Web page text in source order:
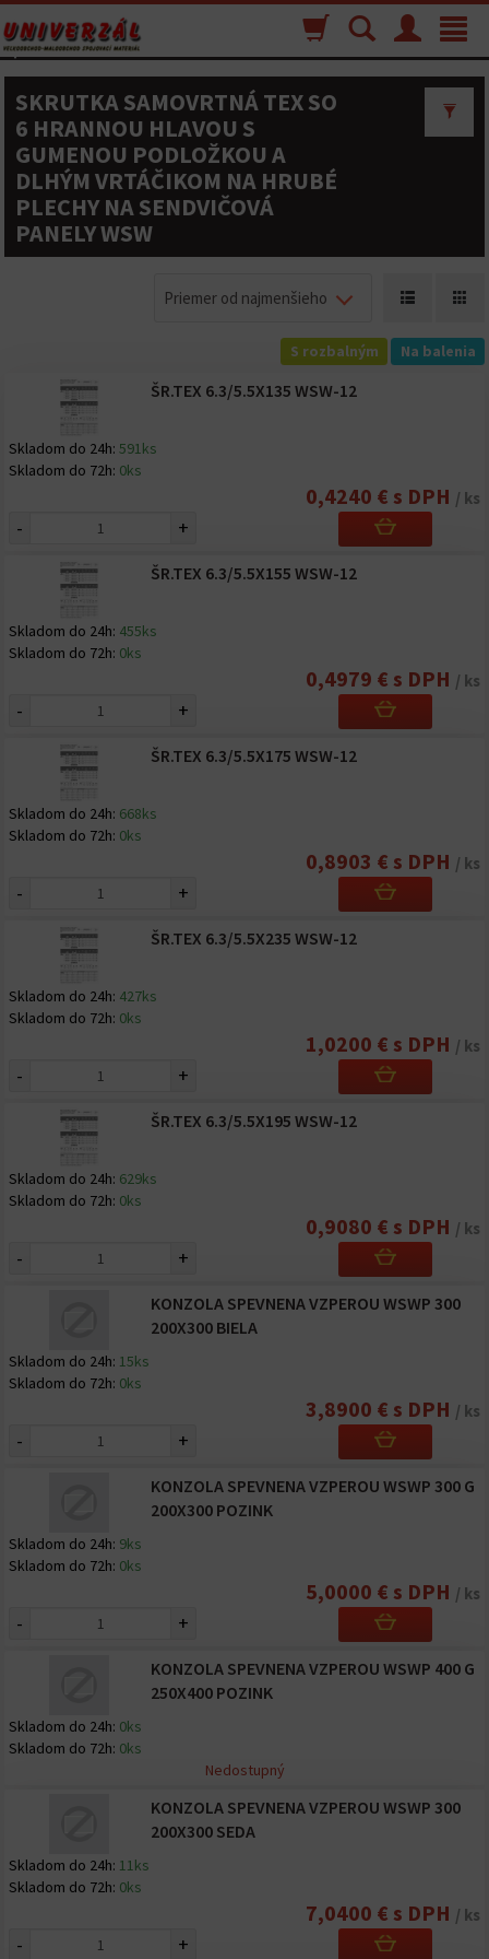
Toggle
Menu
Vyhľadávanie
Nákupný
košík
SKRUTKA SAMOVRTNÁ TEX SO
6 HRANNOU HLAVOU S
GUMENOU PODLOŽKOU A
DLHÝM VRTÁČIKOM NA HRUBÉ
PLECHY NA SENDVIČOVÁ
PANELY WSW
Priemer od najmenšieho
S rozbalným Na balenia
ŠR.TEX 6.3/5.5X135 WSW-12
Skladom do 24h: 591ks
Skladom do 72h: 0ks
0,4240 € s DPH / ks
- +
ŠR.TEX 6.3/5.5X155 WSW-12
Skladom do 24h: 455ks
Skladom do 72h: 0ks
0,4979 € s DPH / ks
- +
ŠR.TEX 6.3/5.5X175 WSW-12
Skladom do 24h: 668ks
Skladom do 72h: 0ks
0,8903 € s DPH / ks
- +
ŠR.TEX 6.3/5.5X235 WSW-12
Skladom do 24h: 427ks
Skladom do 72h: 0ks
1,0200 € s DPH / ks
- +
ŠR.TEX 6.3/5.5X195 WSW-12
Skladom do 24h: 629ks
Skladom do 72h: 0ks
0,9080 € s DPH / ks
- +
KONZOLA SPEVNENA VZPEROU WSWP 300
200X300 BIELA
Skladom do 24h: 15ks
Skladom do 72h: 0ks
3,8900 € s DPH / ks
- +
KONZOLA SPEVNENA VZPEROU WSWP 300 G
200X300 POZINK
Skladom do 24h: 9ks
Skladom do 72h: 0ks
5,0000 € s DPH / ks
- +
KONZOLA SPEVNENA VZPEROU WSWP 400 G
250X400 POZINK
Skladom do 24h: 0ks
Skladom do 72h: 0ks
Nedostupný
KONZOLA SPEVNENA VZPEROU WSWP 300
200X300 SEDA
Skladom do 24h: 11ks
Skladom do 72h: 0ks
7,0400 € s DPH / ks
- +